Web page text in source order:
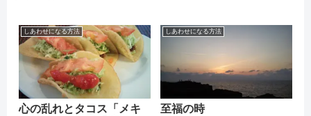
しあわせになる方法
心の乱れとタコス「メキ
しあわせになる方法
至福の時